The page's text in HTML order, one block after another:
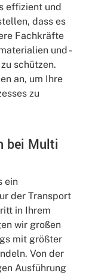
effizient und
dass es
Fachkräfte
und -
schützen.
an, um Ihre
zu
bei Multi
ein
der Transport
in Ihrem
wir großen
mit größter
Von der
Ausführung